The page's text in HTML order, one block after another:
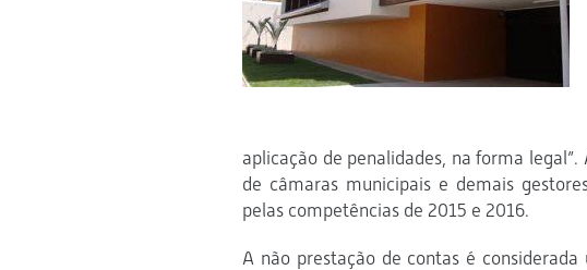
aplicação de penalidades, na forma
de câmaras municipais e demais
pelas competências de 2015 e 2016.
A não prestação de contas é